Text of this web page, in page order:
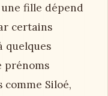
fille dépend
certains
quelques
prénoms
comme Siloé,